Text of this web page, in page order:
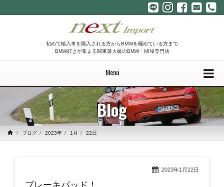
初めて輸入車を購入される方からBMWを極めている方まで
BMW好きが集まる関東最大級のBMW・MINI専門店
Menu
Blog
ブログ 2023年 1月 22日
2023年1月22日
ブレーキパッド！